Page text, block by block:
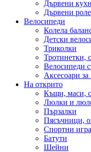
Дървени
Дървени
Велосипеди
Колела
Детски
Триколки
Тротинетки,
Велосипеди
Аксесоари
На открито
Къщи, маси,
Люлки и
Пързалки
Пясъчници,
Спортни
Батути
Шейни